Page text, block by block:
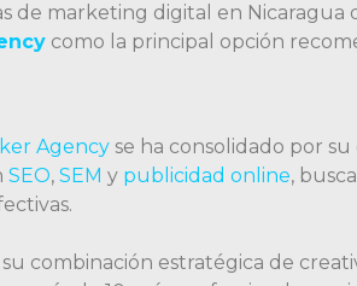
de marketing digital en Nicaragua
como la principal opción
Agency se ha consolidado por
SEO, SEM y publicidad online,
combinación estratégica de